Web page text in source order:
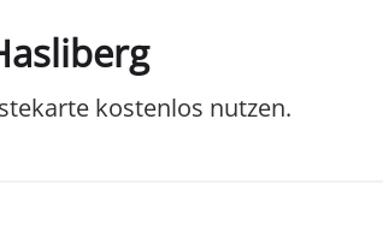
kostenlos nutzen.